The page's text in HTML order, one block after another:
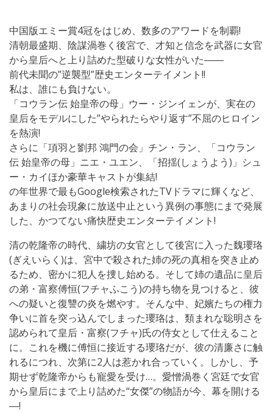
中国版エミー賞4冠をはじめ、数多のアワードを制覇!
清朝最盛期、陰謀渦巻く後宮で、才知と信念を武器に女官
から皇后へと上り詰めた型破りな女性がいた――
前代未聞の”逆襲型”歴史エンターテイメント!!
私は、誰にも負けない。
「コウラン伝 始皇帝の母」ウー・ジンイェンが、実在の
皇后をモデルにした”やられたらやり返す”不屈のヒロイン
を熱演!
さらに「項羽と劉邦 鴻門の会」チン・ラン、「コウラン
伝 始皇帝の母」ニエ・ユエン、「招揺(しょうよう)」シュ
ー・カイほか豪華キャストが集結!
の年世界で最もGoogle検索されたTVドラマに輝くなど、
あまりの社会現象に放送中止という異例の事態にまで発展
した、かつてない痛快歴史エンターテイメント!
清の乾隆帝の時代、繍坊の女官として後宮に入った魏瓔珞
(ぎえいらく)は、宮中で殺された姉の死の真相を突き止め
るため、密かに犯人を捜し始める。そして姉の遺品に皇后
の弟・富察傅恒(フチャふこう)の持ち物を見つけると、彼
への疑いと復讐の炎を燃やす。そんな中、妃嬪たちの権力
争いに首を突っ込んでしまった瓔珞は、類まれな聡明さを
認められて皇后・富察(フチャ)氏の侍女として仕えること
に。これを機に傅恒に接近する瓔珞だが、彼の清廉さに触
れるにつれ、次第に2人は惹かれ合っていく。しかし、予
期せず乾隆帝からも寵愛を受け…。愛憎渦巻く宮廷で女官
から皇后にまで上り詰めた“女傑”の物語が今、幕を開ける
―!